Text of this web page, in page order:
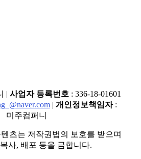
| 사업자 등록번호 : 336-18-01601
| 개인정보책임자:
미주컴퍼니
츠는 저작권법의 보호를 받으며
사, 배포 등을 금합니다.